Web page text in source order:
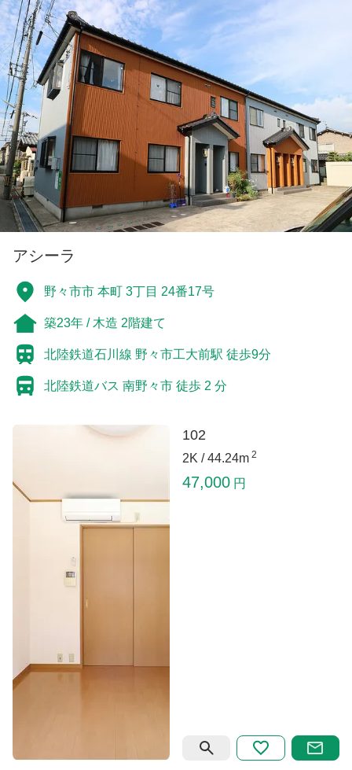
アシーラ
野々市市 本町 3丁目 24番17号
築23年 / 木造 2階建て
北陸鉄道石川線 野々市工大前駅 徒歩9分
北陸鉄道バス 南野々市 徒歩 2 分
102
2K /44.24m 2
47,000 円